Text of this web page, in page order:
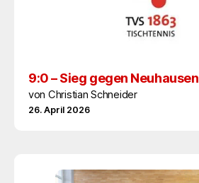
9:0 – Sieg gegen Neuhausen
von Christian Schneider
26. April 2026